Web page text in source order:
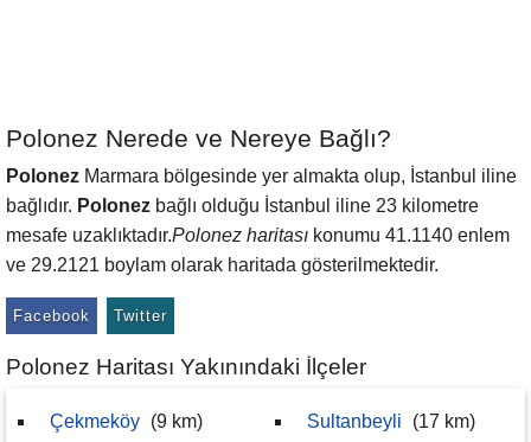
Polonez Nerede ve Nereye Bağlı?
Polonez Marmara bölgesinde yer almakta olup, İstanbul iline
bağlıdır. Polonez bağlı olduğu İstanbul iline 23 kilometre
mesafe uzaklıktadır.Polonez haritası konumu 41.1140 enlem
ve 29.2121 boylam olarak haritada gösterilmektedir.
Facebook Twitter
Polonez Haritası Yakınındaki İlçeler
Çekmeköy (9 km) Sultanbeyli (17 km)